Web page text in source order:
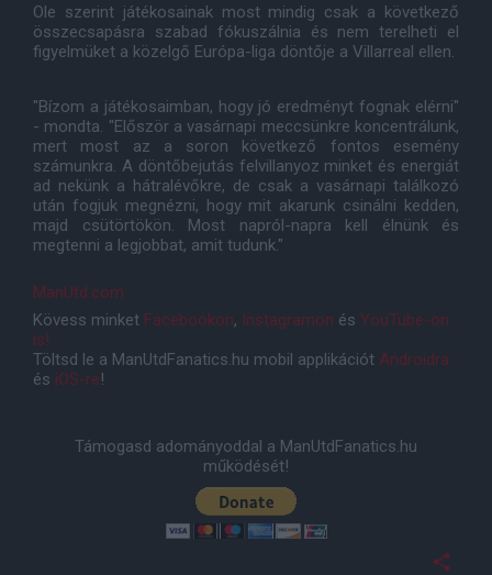
Ole szerint játékosainak most mindig csak a következő
összecsapásra szabad fókuszálnia és nem terelheti el
figyelmüket a közelgő Európa-liga döntője a Villarreal ellen.
"Bízom a játékosaimban, hogy jó eredményt fognak elérni"
- mondta. "Először a vasárnapi meccsünkre koncentrálunk,
mert most az a soron következő fontos esemény
számunkra. A döntőbejutás felvillanyoz minket és energiát
ad nekünk a hátralévőkre, de csak a vasárnapi találkozó
után fogjuk megnézni, hogy mit akarunk csinálni kedden,
majd csütörtökön. Most napról-napra kell élnünk és
megtenni a legjobbat, amit tudunk."
ManUtd.com
Kövess minket Facebookon, Instagramon és YouTube-on
is!
Töltsd le a ManUtdFanatics.hu mobil applikációt Androidra
és iOS-re!
Támogasd adományoddal a ManUtdFanatics.hu
működését!